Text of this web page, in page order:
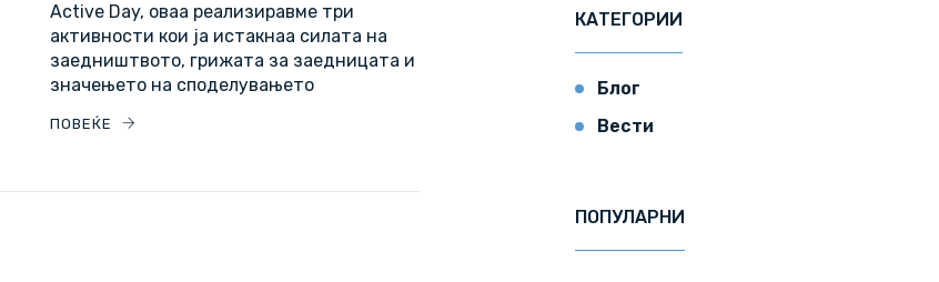
Active Day, оваа реализиравме три
активности кои ја истакнаа силата на
заедништвото, грижата за заедницата и
значењето на споделувањето
ПОВЕЌЕ
КАТЕГОРИИ
Блог
Вести
ПОПУЛАРНИ